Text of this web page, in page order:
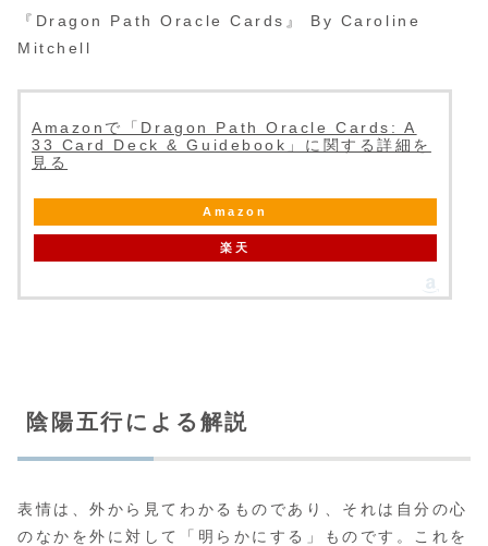
『Dragon Path Oracle Cards』 By Caroline
Mitchell
Amazonで「Dragon Path Oracle Cards: A
33 Card Deck & Guidebook」に関する詳細を
見る
Amazon
楽天
陰陽五行による解説
表情は、外から見てわかるものであり、それは自分の心
のなかを外に対して「明らかにする」ものです。これを